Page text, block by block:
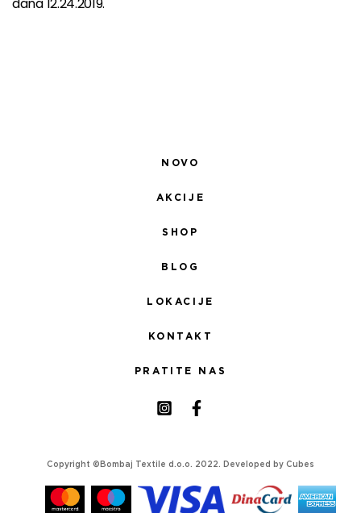
dana 12.24.2019.
NOVO
AKCIJE
SHOP
BLOG
LOKACIJE
KONTAKT
PRATITE NAS
Copyright ©Bombaj Textile d.o.o. 2022. Developed by Cubes